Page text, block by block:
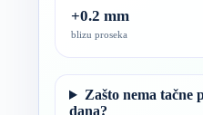
+0.2 mm
blizu proseka
Zašto nema tačne
dana?